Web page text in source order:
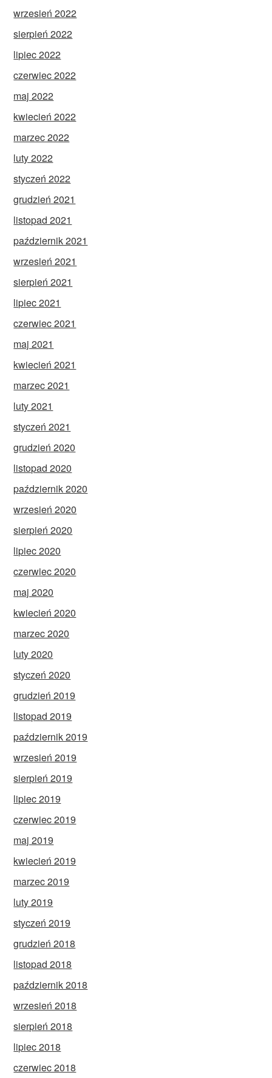
wrzesień 2022
sierpień 2022
lipiec 2022
czerwiec 2022
maj 2022
kwiecień 2022
marzec 2022
luty 2022
styczeń 2022
grudzień 2021
listopad 2021
październik 2021
wrzesień 2021
sierpień 2021
lipiec 2021
czerwiec 2021
maj 2021
kwiecień 2021
marzec 2021
luty 2021
styczeń 2021
grudzień 2020
listopad 2020
październik 2020
wrzesień 2020
sierpień 2020
lipiec 2020
czerwiec 2020
maj 2020
kwiecień 2020
marzec 2020
luty 2020
styczeń 2020
grudzień 2019
listopad 2019
październik 2019
wrzesień 2019
sierpień 2019
lipiec 2019
czerwiec 2019
maj 2019
kwiecień 2019
marzec 2019
luty 2019
styczeń 2019
grudzień 2018
listopad 2018
październik 2018
wrzesień 2018
sierpień 2018
lipiec 2018
czerwiec 2018